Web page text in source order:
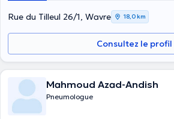
Rue du Tilleul 26/1, Wavre 18,0 km
Consultez le profil
Mahmoud Azad-Andish
Pneumologue